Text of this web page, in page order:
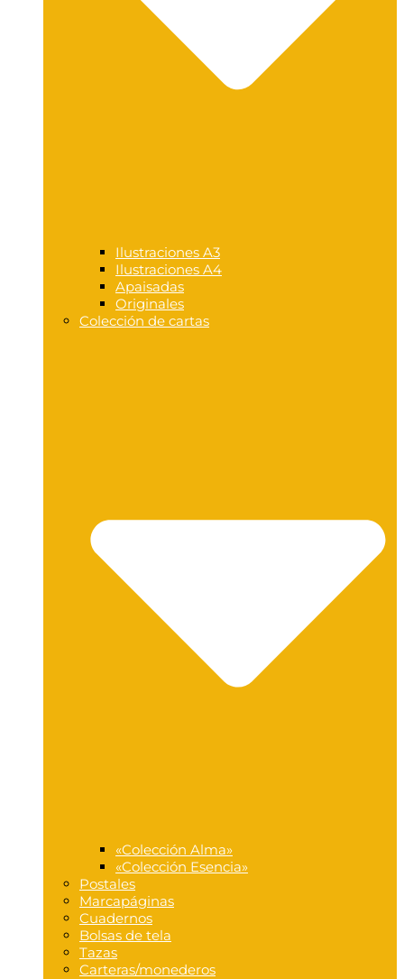
Ilustraciones A3
Ilustraciones A4
Apaisadas
Originales
Colección de cartas
«Colección Alma»
«Colección Esencia»
Postales
Marcapáginas
Cuadernos
Bolsas de tela
Tazas
Carteras/monederos